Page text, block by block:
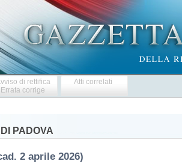
di rettifica
Errata corrige
Atti correlati
PADOVA
2 aprile 2026)